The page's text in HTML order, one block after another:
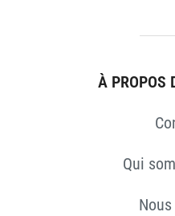
À PROPOS
Qui